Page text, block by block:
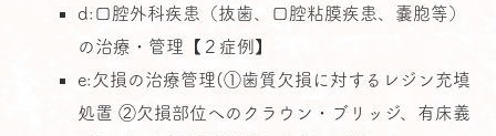
d:口腔外科疾患（抜歯、口腔粘膜疾患、嚢胞等）
の治療・管理【２症例】
e:欠損の治療管理(①歯質欠損に対するレジン充填
処置 ②欠損部位へのクラウン・ブリッジ、有床義